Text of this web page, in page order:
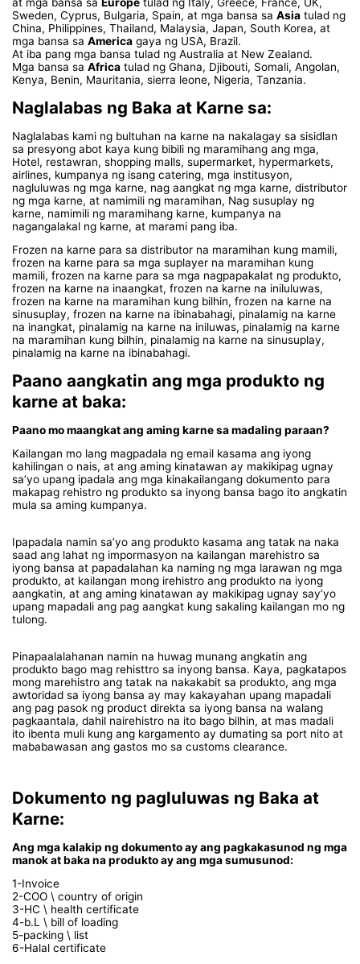
at mga bansa saEurope tulad ng Italy, Greece, France, UK,
Sweden, Cyprus, Bulgaria, Spain, at mga bansa saAsia tulad ng
China, Philippines, Thailand, Malaysia, Japan, South Korea, at
mga bansa saAmerica gaya ng USA, Brazil.
At iba pang mga bansa tulad ng Australia at New Zealand.
Mga bansa saAfrica tulad ng Ghana, Djibouti, Somali, Angolan,
Kenya, Benin, Mauritania, sierra leone, Nigeria, Tanzania.
Naglalabas ng Baka at Karne sa:
Naglalabas kami ng bultuhan na karne na nakalagay sa sisidlan
sa presyong abot kaya kung bibili ng maramihang ang mga,
Hotel, restawran, shopping malls, supermarket, hypermarkets,
airlines, kumpanya ng isang catering, mga institusyon,
nagluluwas ng mga karne, nag aangkat ng mga karne, distributor
ng mga karne, at namimili ng maramihan, Nag susuplay ng
karne, namimili ng maramihang karne, kumpanya na
nagangalakal ng karne, at marami pang iba.
Frozen na karne para sa distributor na maramihan kung mamili,
frozen na karne para sa mga suplayer na maramihan kung
mamili, frozen na karne para sa mga nagpapakalat ng produkto,
frozen na karne na inaangkat, frozen na karne na iniluluwas,
frozen na karne na maramihan kung bilhin, frozen na karne na
sinusuplay, frozen na karne na ibinabahagi, pinalamig na karne
na inangkat, pinalamig na karne na iniluwas, pinalamig na karne
na maramihan kung bilhin, pinalamig na karne na sinusuplay,
pinalamig na karne na ibinabahagi.
Paano aangkatin ang mga produkto ng
karne at baka:
Paano mo maangkat ang aming karne sa madaling paraan?
Kailangan mo lang magpadala ng email kasama ang iyong
kahilingan o nais, at ang aming kinatawan ay makikipag ugnay
sa’yo upang ipadala ang mga kinakailangang dokumento para
makapag rehistro ng produkto sa inyong bansa bago ito angkatin
mula sa aming kumpanya.
Ipapadala namin sa’yo ang produkto kasama ang tatak na naka
saad ang lahat ng impormasyon na kailangan marehistro sa
iyong bansa at papadalahan ka naming ng mga larawan ng mga
produkto, at kailangan mong irehistro ang produkto na iyong
aangkatin, at ang aming kinatawan ay makikipag ugnay say’yo
upang mapadali ang pag aangkat kung sakaling kailangan mo ng
tulong.
Pinapaalalahanan namin na huwag munang angkatin ang
produkto bago mag rehisttro sa inyong bansa. Kaya, pagkatapos
mong marehistro ang tatak na nakakabit sa produkto, ang mga
awtoridad sa iyong bansa ay may kakayahan upang mapadali
ang pag pasok ng product direkta sa iyong bansa na walang
pagkaantala, dahil nairehistro na ito bago bilhin, at mas madali
ito ibenta muli kung ang kargamento ay dumating sa port nito at
mababawasan ang gastos mo sa customs clearance.
Dokumento ng pagluluwas ng Baka at
Karne:
Ang mga kalakip ng dokumento ay ang pagkakasunod ng mga
manok at baka na produkto ay ang mga sumusunod:
1-Invoice
2-COO \ country of origin
3-HC \ health certificate
4-b.L \ bill of loading
5-packing \ list
6-Halal certificate